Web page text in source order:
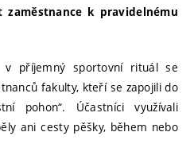
zaměstnance k pravidelnému
příjemný sportovní rituál se
fakulty, kteří se zapojili do
pohon“. Účastníci využívali
ani cesty pěšky, během nebo